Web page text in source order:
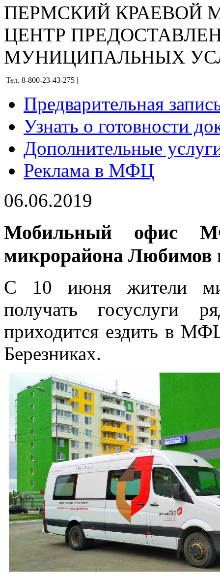
ПЕРМСКИЙ КРАЕВОЙ
ЦЕНТР
МУНИЦИПАЛЬНЫХ
Тел. 8-800-23-43-275 |
Предварительная
Узнать о готовности
Дополнительные
Реклама в МФЦ
06.06.2019
Мобильный офис
микрорайона Любимов
С 10 июня жители
получать
приходится ездить в
Березниках.